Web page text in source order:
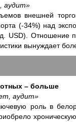
аудит»
внешней
(-34%) над
Отношение
вынуждает
– больше
аудит»
роль в